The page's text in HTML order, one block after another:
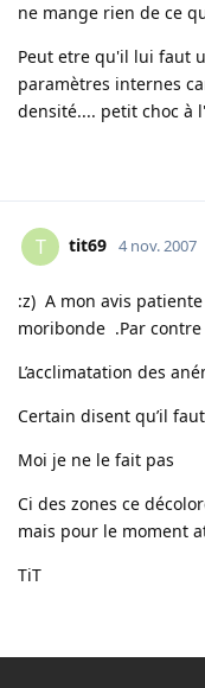
ne mange rien de ce
Peut etre qu'il lui faut
paramètres internes
densité.... petit choc à
T tit69 4 nov. 2007
:z) A mon avis patiente
moribonde .Par
L’acclimatation des
Certain disent qu’il
Moi je ne le fait pas
Ci des zones ce
mais pour le moment
TiT